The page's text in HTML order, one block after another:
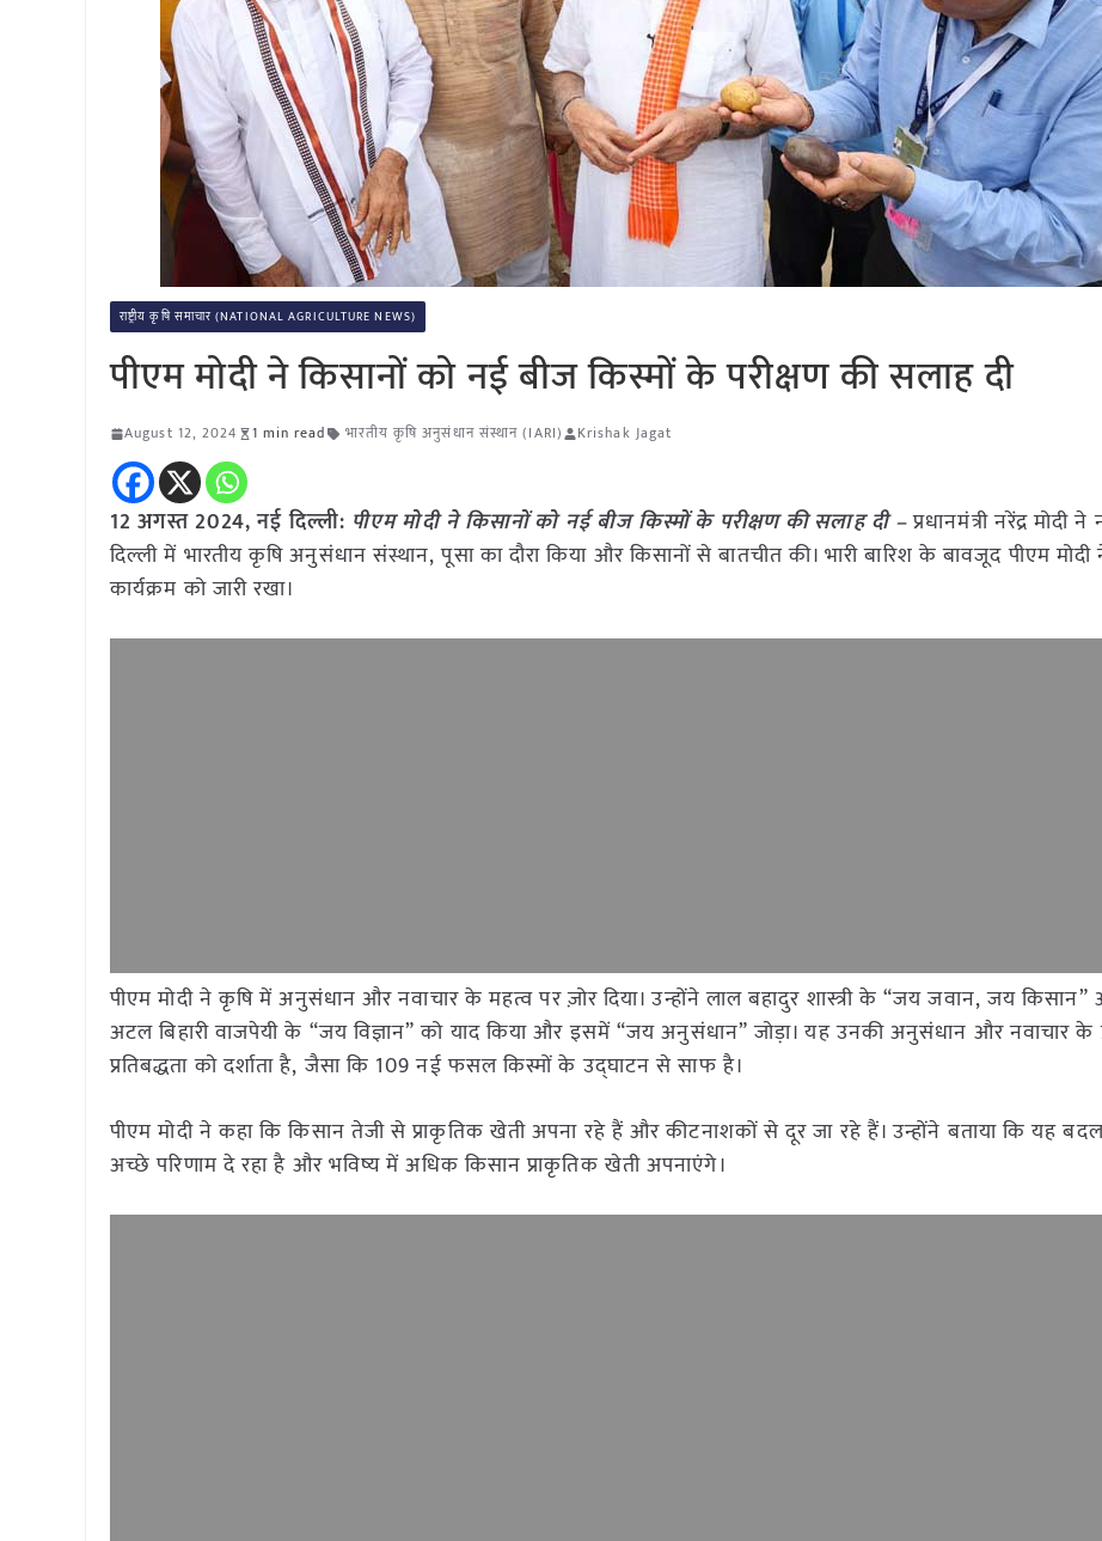
राष्ट्रीय कृषि समाचार (NATIONAL AGRICULTURE NEWS)
पीएम मोदी ने किसानों को नई बीज किस्मों के परीक्षण की सलाह दी
August 12, 2024 1 min read भारतीय कृषि अनुसंधान संस्थान (IARI) Krishak Jagat
12 अगस्त 2024, नई दिल्ली: पीएम मोदी ने किसानों को नई बीज किस्मों के परीक्षण की सलाह दी –प्रधानमंत्री नरेंद्र मोदी
दिल्ली में भारतीय कृषि अनुसंधान संस्थान, पूसा का दौरा किया और किसानों से बातचीत की। भारी बारिश के बावजूद पीएम मोदी
कार्यक्रम को जारी रखा।
पीएम मोदी ने कृषि में अनुसंधान और नवाचार के महत्व पर ज़ोर दिया। उन्होंने लाल बहादुर शास्त्री के “जय जवान, जय
अटल बिहारी वाजपेयी के “जय विज्ञान” को याद किया और इसमें “जय अनुसंधान” जोड़ा। यह उनकी अनुसंधान और नवाचार के
प्रतिबद्धता को दर्शाता है, जैसा कि 109 नई फसल किस्मों के उद्घाटन से साफ है।
पीएम मोदी ने कहा कि किसान तेजी से प्राकृतिक खेती अपना रहे हैं और कीटनाशकों से दूर जा रहे हैं। उन्होंने बताया कि यह
अच्छे परिणाम दे रहा है और भविष्य में अधिक किसान प्राकृतिक खेती अपनाएंगे।